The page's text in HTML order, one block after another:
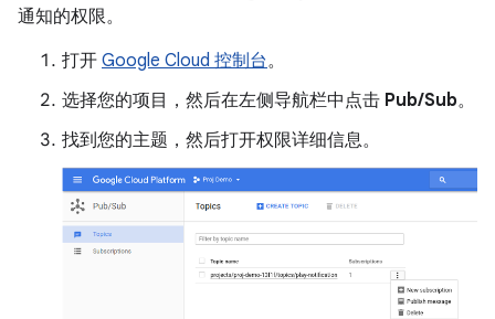
通知的权限。
打开 Google Cloud 控制台。
选择您的项目，然后在左侧导航栏中点击 Pub/Sub。
找到您的主题，然后打开权限详细信息。